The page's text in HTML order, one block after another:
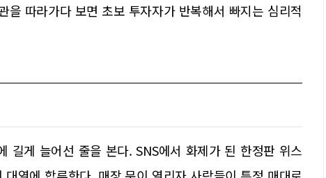
을 따라가다 보면 초보 투자자가 반복해서 빠지는 심리적
길게 늘어선 줄을 본다. SNS에서 화제가 된 한정판 위스